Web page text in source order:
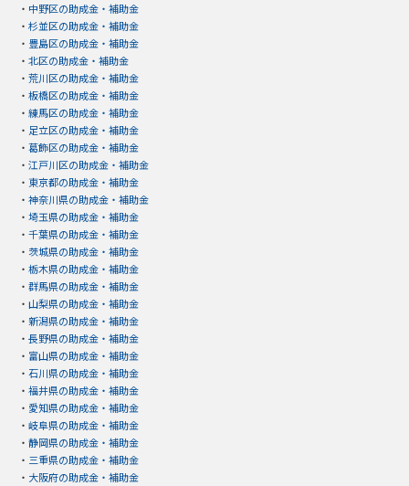
・ 中野区の助成金・補助金
・ 杉並区の助成金・補助金
・ 豊島区の助成金・補助金
・ 北区の助成金・補助金
・ 荒川区の助成金・補助金
・ 板橋区の助成金・補助金
・ 練馬区の助成金・補助金
・ 足立区の助成金・補助金
・ 葛飾区の助成金・補助金
・ 江戸川区の助成金・補助金
・ 東京都の助成金・補助金
・ 神奈川県の助成金・補助金
・ 埼玉県の助成金・補助金
・ 千葉県の助成金・補助金
・ 茨城県の助成金・補助金
・ 栃木県の助成金・補助金
・ 群馬県の助成金・補助金
・ 山梨県の助成金・補助金
・ 新潟県の助成金・補助金
・ 長野県の助成金・補助金
・ 富山県の助成金・補助金
・ 石川県の助成金・補助金
・ 福井県の助成金・補助金
・ 愛知県の助成金・補助金
・ 岐阜県の助成金・補助金
・ 静岡県の助成金・補助金
・ 三重県の助成金・補助金
・ 大阪府の助成金・補助金